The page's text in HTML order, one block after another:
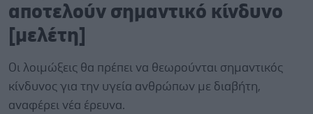
αποτελούν σημαντικό κίνδυνο
[μελέτη]
Οι λοιμώξεις θα πρέπει να θεωρούνται σημαντικός
κίνδυνος για την υγεία ανθρώπων με διαβήτη,
αναφέρει νέα έρευνα.